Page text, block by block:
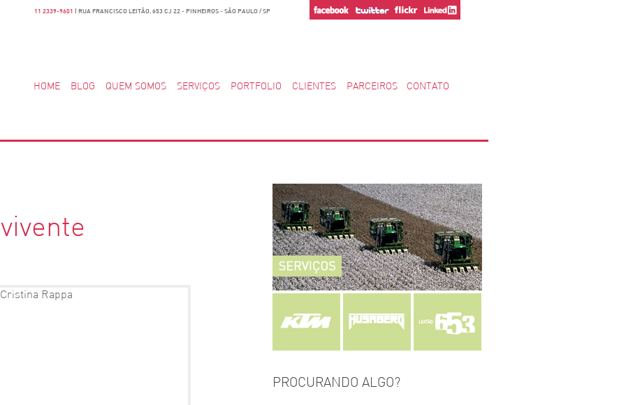
11 2339-9601 | RUA FRANCISCO LEITÃO, 653 CJ 22 - PINHEIROS - SÃO PAULO / SP
HOME BLOG QUEM SOMOS SERVIÇOS PORTFOLIO CLIENTES PARCEIROS CONTATO
PROCURANDO ALGO?